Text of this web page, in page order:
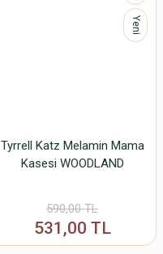
Yeni
Tyrrell Katz Melamin Mama
Kasesi WOODLAND
590,00 TL
531,00 TL